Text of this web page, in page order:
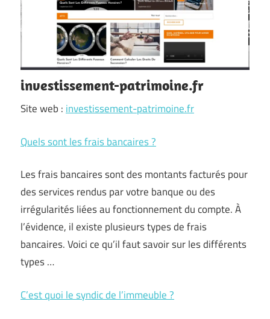
investissement-patrimoine.fr
Site web : investissement-patrimoine.fr
Quels sont les frais bancaires ?
Les frais bancaires sont des montants facturés pour
des services rendus par votre banque ou des
irrégularités liées au fonctionnement du compte. À
l’évidence, il existe plusieurs types de frais
bancaires. Voici ce qu’il faut savoir sur les différents
types …
C’est quoi le syndic de l’immeuble ?